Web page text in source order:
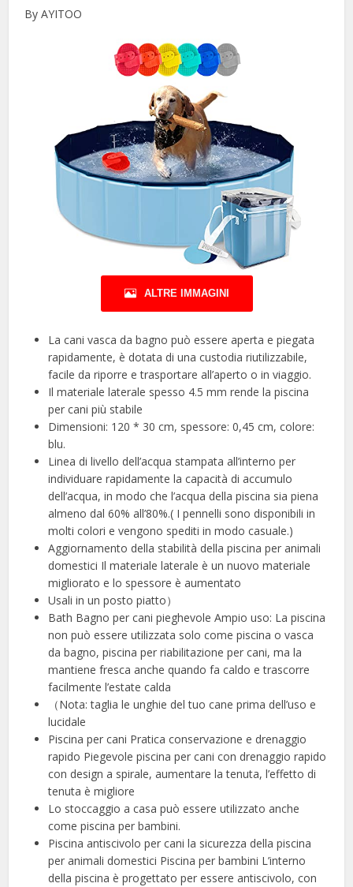
By AYITOO
ALTRE IMMAGINI
La cani vasca da bagno può essere aperta e piegata
rapidamente, è dotata di una custodia riutilizzabile,
facile da riporre e trasportare all’aperto o in viaggio.
Il materiale laterale spesso 4.5 mm rende la piscina
per cani più stabile
Dimensioni: 120 * 30 cm, spessore: 0,45 cm, colore:
blu.
Linea di livello dell’acqua stampata all’interno per
individuare rapidamente la capacità di accumulo
dell’acqua, in modo che l’acqua della piscina sia piena
almeno dal 60% all’80%.( I pennelli sono disponibili in
molti colori e vengono spediti in modo casuale.)
Aggiornamento della stabilità della piscina per animali
domestici Il materiale laterale è un nuovo materiale
migliorato e lo spessore è aumentato
Usali in un posto piatto）
Bath Bagno per cani pieghevole Ampio uso: La piscina
non può essere utilizzata solo come piscina o vasca
da bagno, piscina per riabilitazione per cani, ma la
mantiene fresca anche quando fa caldo e trascorre
facilmente l’estate calda
（Nota: taglia le unghie del tuo cane prima dell’uso e
lucidale
Piscina per cani Pratica conservazione e drenaggio
rapido Piegevole piscina per cani con drenaggio rapido
con design a spirale, aumentare la tenuta, l’effetto di
tenuta è migliore
Lo stoccaggio a casa può essere utilizzato anche
come piscina per bambini.
Piscina antiscivolo per cani la sicurezza della piscina
per animali domestici Piscina per bambini L’interno
della piscina è progettato per essere antiscivolo, con